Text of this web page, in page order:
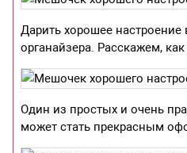
Дарить хорошее
органайзера. Расскажем,
Один из простых и очень
может стать прекрасным